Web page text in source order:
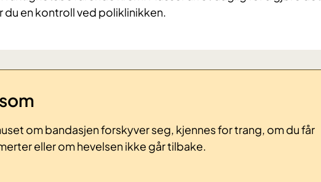
du en kontroll ved poliklinikken.
om bandasjen forskyver seg, kjennes for trang, om du får
eller om hevelsen ikke går tilbake.